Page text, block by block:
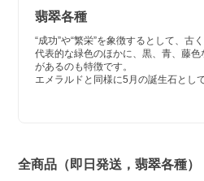
翡翠各種
“成功”や“繁栄”を象徴するとして、古
代表的な緑色のほかに、黒、青、藤
があるのも特徴です。
エメラルドと同様に5月の誕生石とし
全商品（即日発送，翡翠各種）